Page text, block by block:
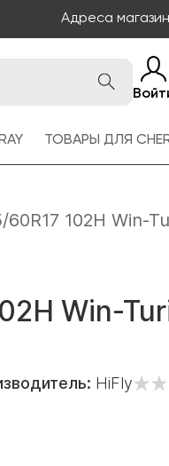
Адреса
ТОВАРЫ ДЛЯ
60R17 102H Win-
Win-
HiFly